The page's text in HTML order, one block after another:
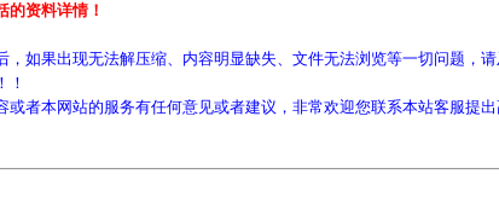
的资料详情！
，如果出现无法解压缩、内容明显缺失、文件无法浏览等一切问题，
！
或者本网站的服务有任何意见或者建议，非常欢迎您联系本站客服提